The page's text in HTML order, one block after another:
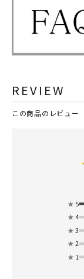
REVIEW
この商品のレビュー
★ 5
★ 4
★ 3
★ 2
★ 1